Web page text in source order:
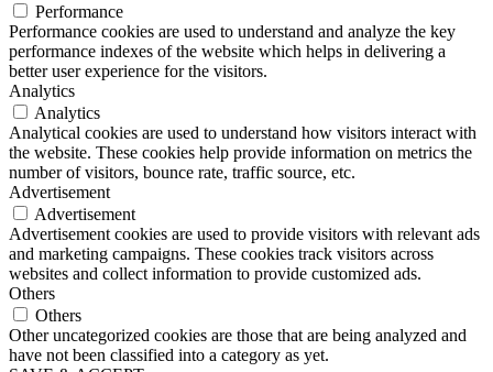
Performance
Performance cookies are used to understand and analyze the key
performance indexes of the website which helps in delivering a
better user experience for the visitors.
Analytics
Analytics
Analytical cookies are used to understand how visitors interact with
the website. These cookies help provide information on metrics the
number of visitors, bounce rate, traffic source, etc.
Advertisement
Advertisement
Advertisement cookies are used to provide visitors with relevant ads
and marketing campaigns. These cookies track visitors across
websites and collect information to provide customized ads.
Others
Others
Other uncategorized cookies are those that are being analyzed and
have not been classified into a category as yet.